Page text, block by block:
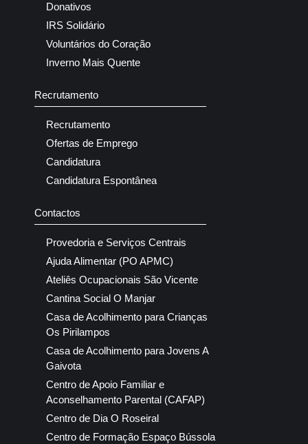
Donativos
IRS Solidário
Voluntários do Coração
Inverno Mais Quente
Recrutamento
Recrutamento
Ofertas de Emprego
Candidatura
Candidatura Espontânea
Contactos
Provedoria e Serviços Centrais
Ajuda Alimentar (PO APMC)
Ateliês Ocupacionais São Vicente
Cantina Social O Manjar
Casa de Acolhimento para Crianças
Os Pirilampos
Casa de Acolhimento para Jovens A
Gaivota
Centro de Apoio Familiar e
Aconselhamento Parental (CAFAP)
Centro de Dia O Roseiral
Centro de Formação Espaço Bússola